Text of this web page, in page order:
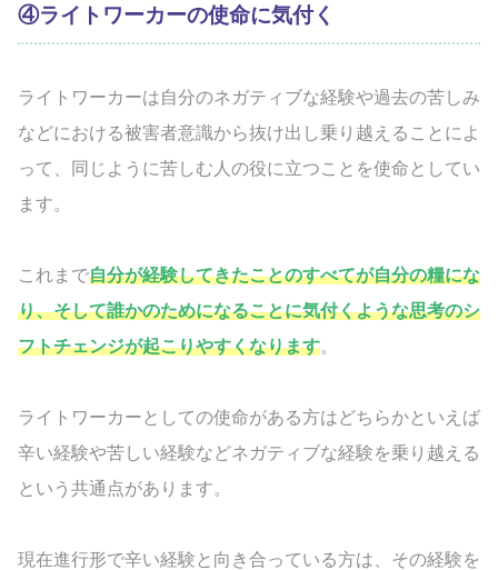
④ライトワーカーの使命に気付く
ライトワーカーは自分のネガティブな経験や過去の苦しみ
などにおける被害者意識から抜け出し乗り越えることによ
って、同じように苦しむ人の役に立つことを使命としてい
ます。
これまで自分が経験してきたことのすべてが自分の糧にな
り、そして誰かのためになることに気付くような思考のシ
フトチェンジが起こりやすくなります。
ライトワーカーとしての使命がある方はどちらかといえば
辛い経験や苦しい経験などネガティブな経験を乗り越える
という共通点があります。
現在進行形で辛い経験と向き合っている方は、その経験を